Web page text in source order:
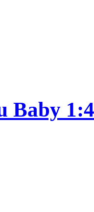
Baby